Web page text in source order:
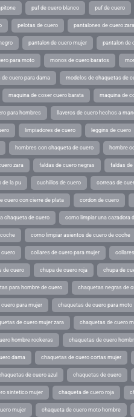
puf de cuero blanco puf de cuero
pelotas de cuero pantalones de cuero zara
pantalon de cuero mujer pantalon de
para moto monos de cuero baratos
cuero para dama modelos de chaquetas de
maquina de coser cuero barata maquina de
para hombres llaveros de cuero hechos a
limpiadores de cuero leggins de cuero
hombres con chaqueta de cuero hombre
zara faldas de cuero negras faldas de
de la pu cuchillos de cuero correas de
cuero con cierre de plata cordon de cuero
chaqueta de cuero como limpiar una cazadora
como limpiar asientos de cuero de coche
cuero collares de cuero para mujer
de cuero chupa de cuero roja chupa de
para hombre de cuero chaquetas negras de
para mujer chaquetas de cuero para moto
de cuero mujer zara chaquetas de cuero
hombre rockeras chaquetas de cuero
dama chaquetas de cuero cortas mujer
de cuero azul chaquetas de cuero
sintetico mujer chaqueta de cuero roja
mujer chaqueta de cuero moto hombre